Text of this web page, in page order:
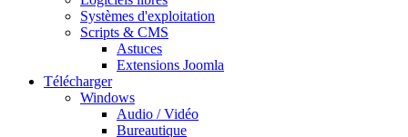
Systèmes d'exploitation
Scripts & CMS
Astuces
Extensions Joomla
Télécharger
Windows
Audio / Vidéo
Bureautique